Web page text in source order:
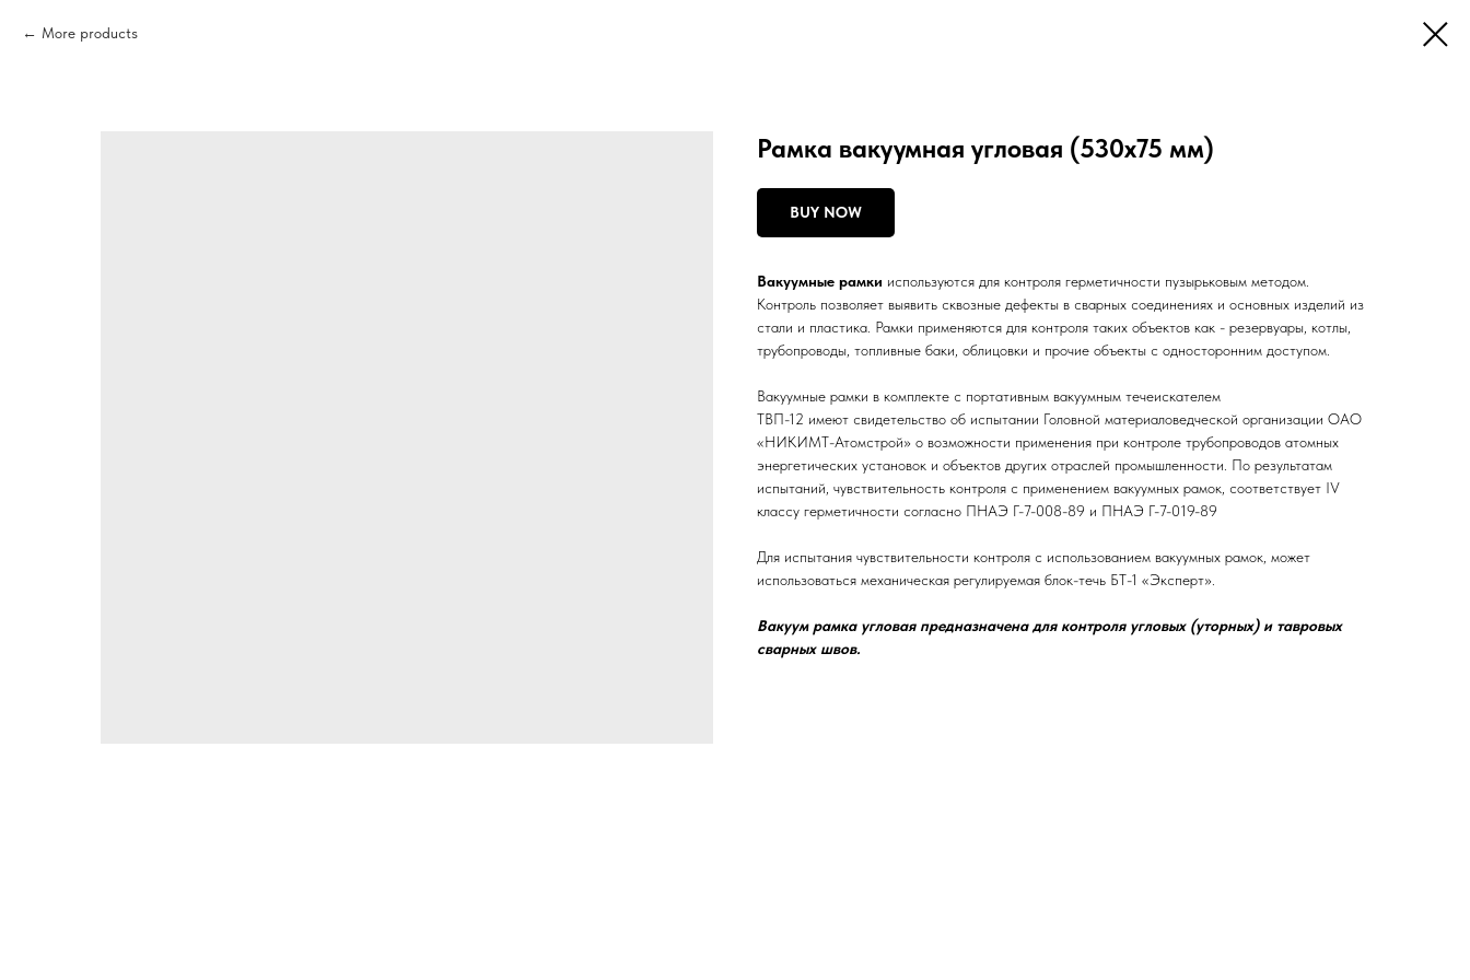
More products
Рамка вакуумная угловая (530х75 мм)
BUY NOW
Вакуумные рамки используются для контроля герметичности пузырьковым методом.
Контроль позволяет выявить сквозные дефекты в сварных соединениях и основных изделий из
стали и пластика. Рамки применяются для контроля таких объектов как - резервуары, котлы,
трубопроводы, топливные баки, облицовки и прочие объекты с односторонним доступом.
Вакуумные рамки в комплекте с портативным вакуумным течеискателем
ТВП-12 имеют свидетельство об испытании Головной материаловедческой организации ОАО
«НИКИМТ-Атомстрой» о возможности применения при контроле трубопроводов атомных
энергетических установок и объектов других отраслей промышленности. По результатам
испытаний, чувствительность контроля с применением вакуумных рамок, соответствует IV
классу герметичности согласно ПНАЭ Г-7-008-89 и ПНАЭ Г-7-019-89
Для испытания чувствительности контроля с использованием вакуумных рамок, может
использоваться механическая регулируемая блок-течь БТ-1 «Эксперт».
Вакуум рамка угловая предназначена для контроля угловых (уторных) и тавровых
сварных швов.